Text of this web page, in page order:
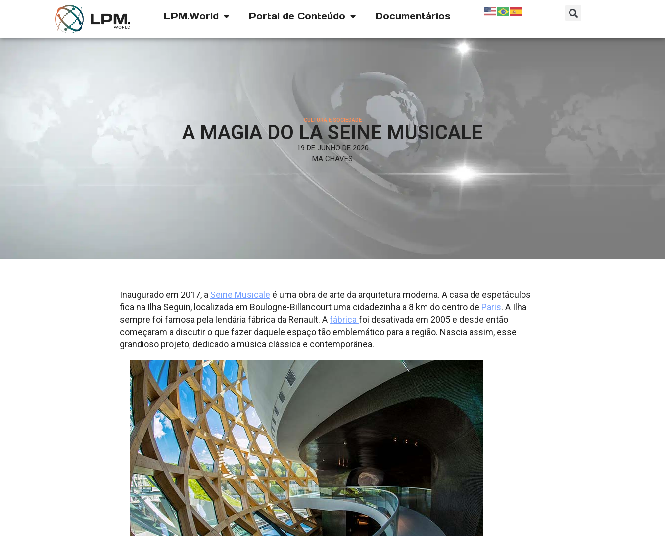
LPM.World Portal de Conteúdo Documentários
CULTURA E SOCIEDADE
A MAGIA DO LA SEINE MUSICALE
19 DE JUNHO DE 2020
MA CHAVES
Inaugurado em 2017, a Seine Musicale é uma obra de arte da arquitetura moderna. A casa de espetáculos
fica na Ilha Seguin, localizada em Boulogne-Billancourt uma cidadezinha a 8 km do centro de Paris. A Ilha
sempre foi famosa pela lendária fábrica da Renault. Afábrica foi desativada em 2005 e desde então
começaram a discutir o que fazer daquele espaço tão emblemático para a região. Nascia assim, esse
grandioso projeto, dedicado a música clássica e contemporânea.